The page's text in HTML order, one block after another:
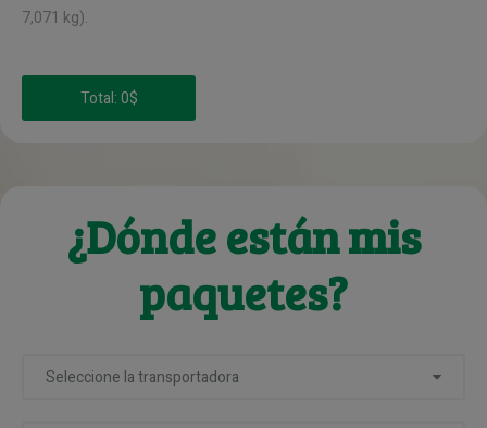
7,071 kg).
¿Dónde están mis
paquetes?
Seleccione la transportadora